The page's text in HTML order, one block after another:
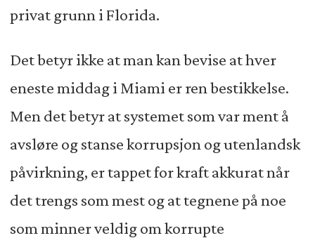
privat grunn i Florida.
Det betyr ikke at man kan bevise at hver
eneste middag i Miami er ren bestikkelse.
Men det betyr at systemet som var ment å
avsløre og stanse korrupsjon og utenlandsk
påvirkning, er tappet for kraft akkurat når
det trengs som mest og at tegnene på noe
som minner veldig om korrupte